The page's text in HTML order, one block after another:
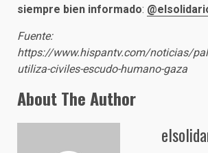
siempre bien informado:
Fuente:
https://www.hispantv.com/noticias/
utiliza-civiles-escudo-humano-gaza
About The Author